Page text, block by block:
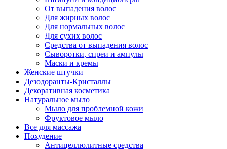
От выпадения волос
Для жирных волос
Для нормальных волос
Для сухих волос
Средства от выпадения волос
Сыворотки, спреи и ампулы
Маски и кремы
Женские штучки
Дезодоранты-Кристаллы
Декоративная косметика
Натуральное мыло
Мыло для проблемной кожи
Фруктовое мыло
Все для массажа
Похудение
Антицеллюлитные средства